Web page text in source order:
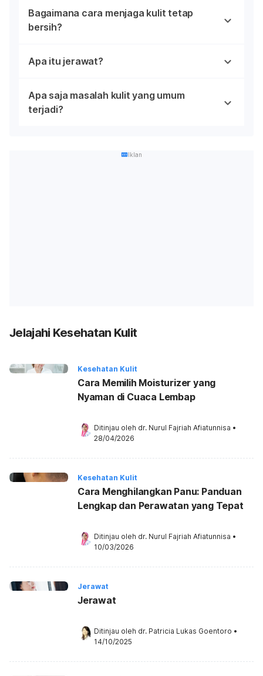
Bagaimana cara menjaga kulit tetap
bersih?
Apa itu jerawat?
Apa saja masalah kulit yang umum
terjadi?
Iklan
Jelajahi Kesehatan Kulit
Kesehatan Kulit
Cara Memilih Moisturizer yang
Nyaman di Cuaca Lembap
Ditinjau oleh dr. Nurul Fajriah Afiatunnisa •
28/04/2026
Kesehatan Kulit
Cara Menghilangkan Panu: Panduan
Lengkap dan Perawatan yang Tepat
Ditinjau oleh dr. Nurul Fajriah Afiatunnisa •
10/03/2026
Jerawat
Jerawat
Ditinjau oleh dr. Patricia Lukas Goentoro •
14/10/2025